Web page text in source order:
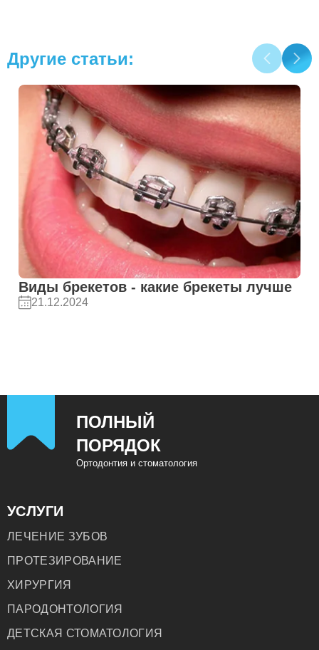
Другие статьи:
Виды брекетов - какие брекеты лучше
21.12.2024
ПОЛНЫЙ
ПОРЯДОК
Ортодонтия и стоматология
УСЛУГИ
ЛЕЧЕНИЕ ЗУБОВ
ПРОТЕЗИРОВАНИЕ
ХИРУРГИЯ
ПАРОДОНТОЛОГИЯ
ДЕТСКАЯ СТОМАТОЛОГИЯ